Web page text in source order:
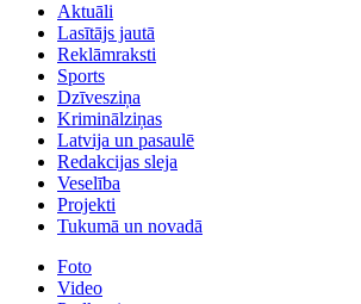
Aktuāli
Lasītājs jautā
Reklāmraksti
Sports
Dzīvesziņa
Kriminālziņas
Latvija un pasaulē
Redakcijas sleja
Veselība
Projekti
Tukumā un novadā
Foto
Video